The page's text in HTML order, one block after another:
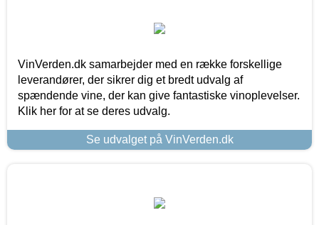
VinVerden.dk samarbejder med en række forskellige
leverandører, der sikrer dig et bredt udvalg af
spændende vine, der kan give fantastiske vinoplevelser.
Klik her for at se deres udvalg.
Se udvalget på VinVerden.dk